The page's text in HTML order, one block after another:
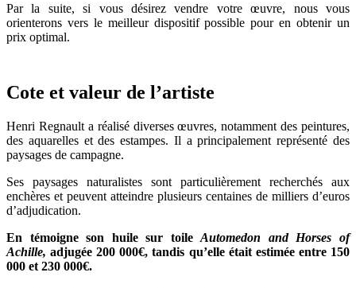
Par la suite, si vous désirez vendre votre œuvre, nous vous
orienterons vers le meilleur dispositif possible pour en obtenir un
prix optimal.
Cote et valeur de l’artiste
Henri Regnault a réalisé diverses œuvres, notamment des peintures,
des aquarelles et des estampes. Il a principalement représenté des
paysages de campagne.
Ses paysages naturalistes sont particulièrement recherchés aux
enchères et peuvent atteindre plusieurs centaines de milliers d’euros
d’adjudication.
En témoigne son huile sur toileAutomedon and Horses of
Achille,adjugée 200 000€, tandis qu’elle était estimée entre 150
000 et 230 000€.